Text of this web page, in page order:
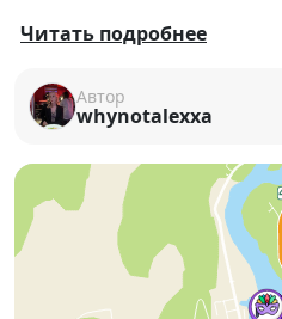
«Шум Катуни» уже третий
летнего отдыха на одной
площадок Алтая.
В течение дня гостей
артистов, атмосфера
открытия и большая
приобрести авторские
керамику, аксессуары,
другие изделия ручной
Читать подробнее
Автор
whynotalexxa